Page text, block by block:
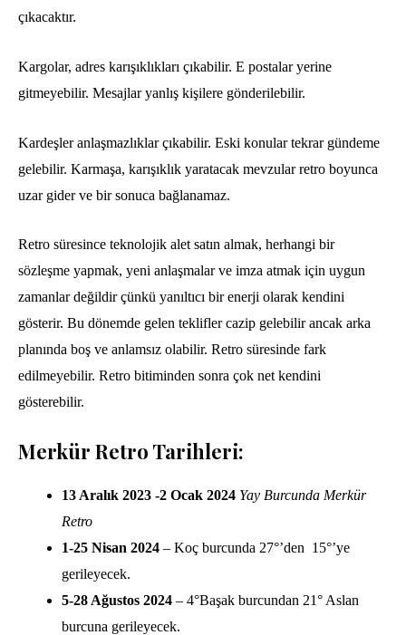
çıkacaktır.
Kargolar, adres karışıklıkları çıkabilir. E postalar yerine
gitmeyebilir. Mesajlar yanlış kişilere gönderilebilir.
Kardeşler anlaşmazlıklar çıkabilir. Eski konular tekrar gündeme
gelebilir. Karmaşa, karışıklık yaratacak mevzular retro boyunca
uzar gider ve bir sonuca bağlanamaz.
Retro süresince teknolojik alet satın almak, herhangi bir
sözleşme yapmak, yeni anlaşmalar ve imza atmak için uygun
zamanlar değildir çünkü yanıltıcı bir enerji olarak kendini
gösterir. Bu dönemde gelen teklifler cazip gelebilir ancak arka
planında boş ve anlamsız olabilir. Retro süresinde fark
edilmeyebilir. Retro bitiminden sonra çok net kendini
gösterebilir.
Merkür Retro Tarihleri:
13 Aralık 2023 -2 Ocak 2024 Yay Burcunda Merkür
Retro
1-25 Nisan 2024 – Koç burcunda 27°’den 15°’ye
gerileyecek.
5-28 Ağustos 2024 – 4°Başak burcundan 21° Aslan
burcuna gerileyecek.